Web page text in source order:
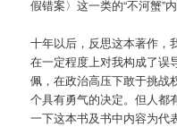
假错案〉这一类的“不河蟹”
十年以后，反思这本著作，
在一定程度上对我构成了误
佩，在政治高压下敢于挑战
个具有勇气的决定。但人都
一下这本书及书中内容为代